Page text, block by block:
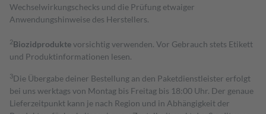
Wechselwirkungschecks und die Prüfung etwaiger
Anwendungshinweise des Herstellers.
2Biozidproduktevorsichtig verwenden. Vor Gebrauch stets Etikett
und Produktinformationen lesen.
3Die Übergabe deiner Bestellung an den Paketdienstleister erfolgt
bei uns werktags von Montag bis Freitag bis 18:00 Uhr. Der genaue
Lieferzeitpunkt kann je nach Region und in Abhängigkeit der